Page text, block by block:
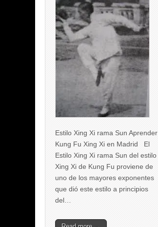
Estilo Xing Xi rama Sun Aprender
Kung Fu Xing Xi en Madrid El
Estilo Xing Xi rama Sun del estilo
Xing Xi de Kung Fu proviene de
uno de los mayores exponentes
que dió este estilo a principios
del…